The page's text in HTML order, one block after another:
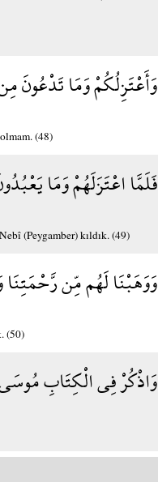
وَأَعْتَزِلُكُمْ وَمَا تَدْعُونَ
(48)
فَلَمَّا اعْتَزَلَهُمْ وَمَا
(Peygamber) kıldık. (49)
وَوَهَبْنَا لَهُم مِّن
(50)
وَاذْكُرْ فِي الْكِتَابِ